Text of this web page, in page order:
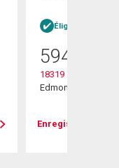
Éligible Louer
594 900
18319 58 Avenue
Edmonton, AB
Enregistrer